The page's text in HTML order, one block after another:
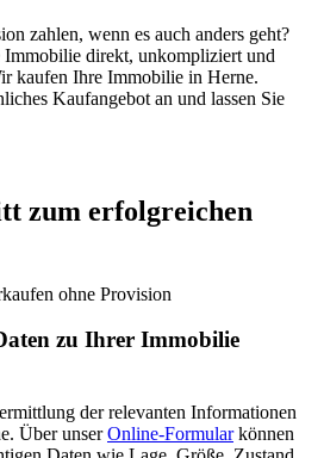
zahlen, wenn es auch anders geht?
direkt, unkompliziert und
kaufen Ihre Immobilie in Herne.
Kaufangebot an und lassen Sie
zum erfolgreichen
zu Ihrer Immobilie
der relevanten Informationen
Über unserOnline-Formularkönnen